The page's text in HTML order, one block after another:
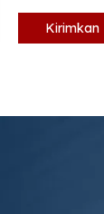
Kirimkan